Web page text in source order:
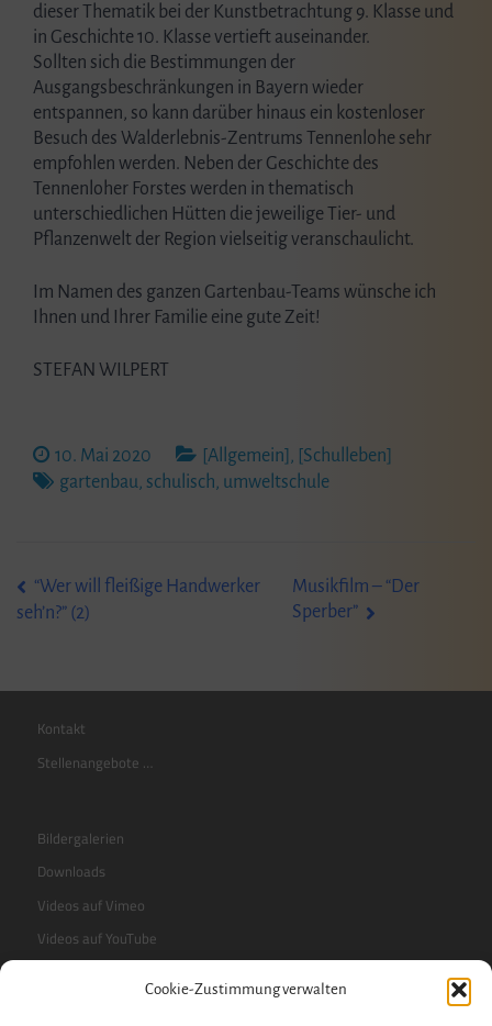
Cookie-Zustimmung verwalten
dieser Thematik bei der Kunstbetrachtung 9. Klasse und
in Geschichte 10. Klasse vertieft auseinander.
Sollten sich die Bestimmungen der
Ausgangsbeschränkungen in Bayern wieder
entspannen, so kann darüber hinaus ein kostenloser
Besuch des Walderlebnis-Zentrums Tennenlohe sehr
empfohlen werden. Neben der Geschichte des
Tennenloher Forstes werden in thematisch
unterschiedlichen Hütten die jeweilige Tier- und
Pflanzenwelt der Region vielseitig veranschaulicht.
Im Namen des ganzen Gartenbau-Teams wünsche ich
Ihnen und Ihrer Familie eine gute Zeit!
STEFAN WILPERT
10. Mai 2020 [Allgemein] , [Schulleben]
gartenbau, schulisch, umweltschule
Beitragsnavigation
“Wer will fleißige Handwerker
seh’n?” (2)
Musikfilm – “Der
Sperber”
Kontakt
Stellenangebote …
Bildergalerien
Downloads
Videos auf Vimeo
Videos auf YouTube